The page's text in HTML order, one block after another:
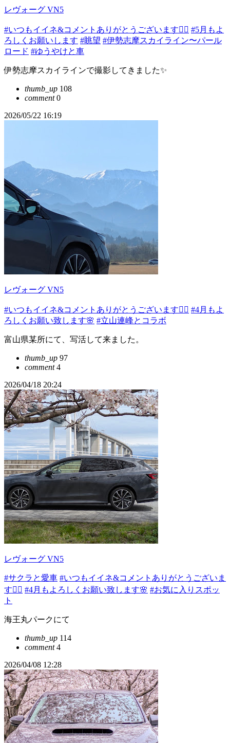
レヴォーグ VN5
#いつもイイネ&コメントありがとうございます🙇‍♂️ #5月もよ
ろしくお願いします #眺望 #伊勢志摩スカイライン〜パール
ロード #ゆうやけと車
伊勢志摩スカイラインで撮影してきました✨
thumb_up 108
comment0
2026/05/22 16:19
レヴォーグ VN5
#いつもイイネ&コメントありがとうございます🙇‍♂️ #4月もよ
ろしくお願い致します🌸 #立山連峰とコラボ
富山県某所にて、写活して来ました。
thumb_up 97
comment4
2026/04/18 20:24
レヴォーグ VN5
#サクラと愛車 #いつもイイネ&コメントありがとうございま
す🙇‍♂️ #4月もよろしくお願い致します🌸 #お気に入りスポッ
ト
海王丸パークにて
thumb_up 114
comment4
2026/04/08 12:28